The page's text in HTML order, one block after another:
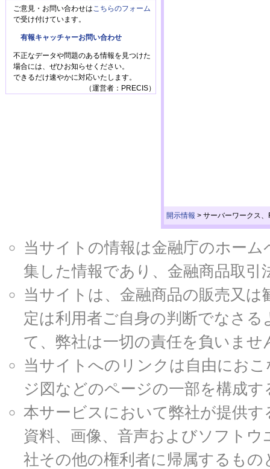
開示情報 > サーバーワークス
ご意見・お問い合わせは こちらのフォーム
で受け付けています。
有報キャッチャーお問い合わせ
不正なデータや問題のある情報を見つけた
場合には、ぜひお知らせください。
できるだけ速やかに対応いたします。
（運営者：PRECIS）
当サイトの情報は金融庁のホー
集した情報であり、金融商品取
当サイトは、金融商品の販売又
定は利用者ご自身の判断でなさ
て、弊社は一切の責任を負いませ
当サイトへのリンクは自由にお
ジ図などのページの一部を構成
本サービスにおいて弊社が提供
資料、画像、音声およびソフト
社その他の権利者に帰属するも